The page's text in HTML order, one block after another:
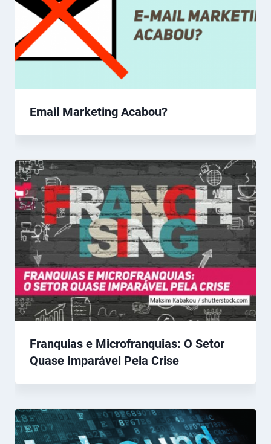
Email Marketing Acabou?
Franquias e Microfranquias: O Setor
Quase Imparável Pela Crise